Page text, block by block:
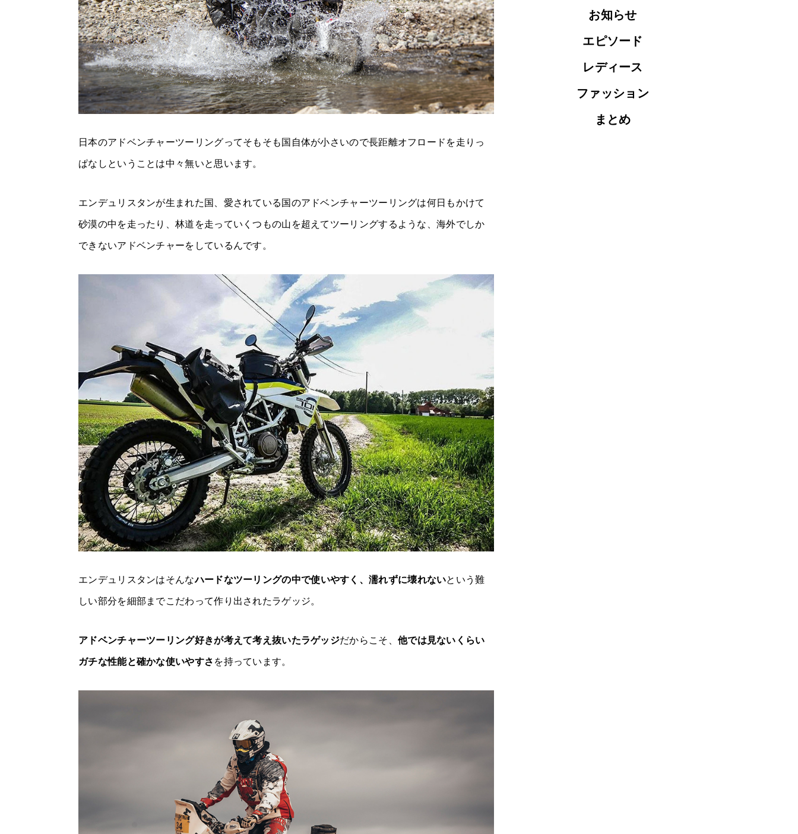
日本のアドベンチャーツーリングってそもそも国自体が小さいので長距離オフロードを走りっ
ぱなしということは中々無いと思います。
エンデュリスタンが生まれた国、愛されている国のアドベンチャーツーリングは何日もかけて
砂漠の中を走ったり、林道を走っていくつもの山を超えてツーリングするような、海外でしか
できないアドベンチャーをしているんです。
エンデュリスタンはそんなハードなツーリングの中で使いやすく、濡れずに壊れないという難
しい部分を細部までこだわって作り出されたラゲッジ。
アドベンチャーツーリング好きが考えて考え抜いたラゲッジだからこそ、 他では見ないくらい
ガチな性能と確かな使いやすさを持っています。
お知らせ
エピソード
レディース
ファッション
まとめ